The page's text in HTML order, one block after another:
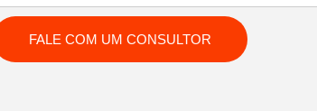
FALE COM UM CONSULTOR